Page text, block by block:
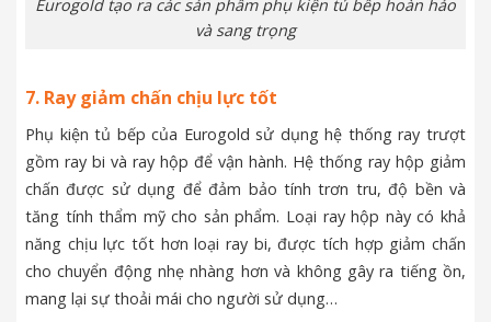
Eurogold tạo ra các sản phẩm phụ kiện tủ bếp hoàn hảo
và sang trọng
7. Ray giảm chấn chịu lực tốt
Phụ kiện tủ bếp của Eurogold sử dụng hệ thống ray trượt
gồm ray bi và ray hộp để vận hành. Hệ thống ray hộp giảm
chấn được sử dụng để đảm bảo tính trơn tru, độ bền và
tăng tính thẩm mỹ cho sản phẩm. Loại ray hộp này có khả
năng chịu lực tốt hơn loại ray bi, được tích hợp giảm chấn
cho chuyển động nhẹ nhàng hơn và không gây ra tiếng ồn,
mang lại sự thoải mái cho người sử dụng…